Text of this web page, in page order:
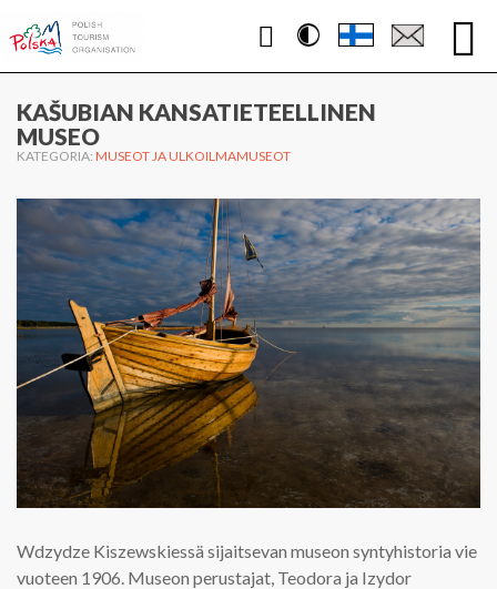
Contrast
WWW.PUOLA.TRAVEL
KAŠUBIAN KANSATIETEELLINEN
MUSEO
KATEGORIA: MUSEOT JA ULKOILMAMUSEOT
Wdzydze Kiszewskiessä sijaitsevan museon syntyhistoria vie
vuoteen 1906. Museon perustajat, Teodora ja Izydor